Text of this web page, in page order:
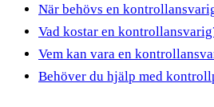
När behövs en
Vad kostar en
Vem kan vara en
Behöver du hjälp med